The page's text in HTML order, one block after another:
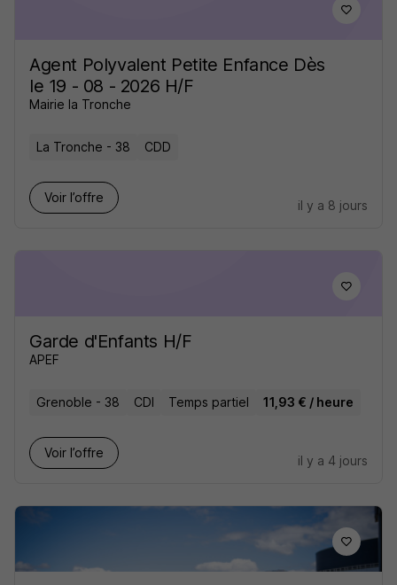
Agent Polyvalent Petite Enfance Dès
le 19 - 08 - 2026 H/F
Mairie la Tronche
La Tronche - 38 CDD
Voir l’offre
il y a 8 jours
Garde d'Enfants H/F
APEF
Grenoble - 38 CDI Temps partiel 11,93 € / heure
Voir l’offre
il y a 4 jours